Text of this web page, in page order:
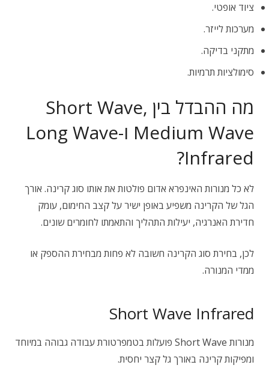
ציוד אופטי.
מערכות לייזר.
מתקני בדיקה.
סימולציות תרמיות.
מה ההבדל בין Short Wave,
Medium Wave ו-Long Wave
Infrared?
לא כל מנורות האינפרא אדום פולטות את אותו סוג קרינה. אורך
הגל של הקרינה משפיע באופן ישיר על קצב החימום, עומק
חדירת האנרגיה, יעילות התהליך והתאמתו לחומרים שונים.
לכן, בחירת סוג הקרינה חשובה לא פחות מבחירת ההספק או
ממדי המנורה.
Short Wave Infrared
מנורות Short Wave פועלות בטמפרטורת עבודה גבוהה במיוחד
ומפיקות קרינה באורך גל קצר יחסית.